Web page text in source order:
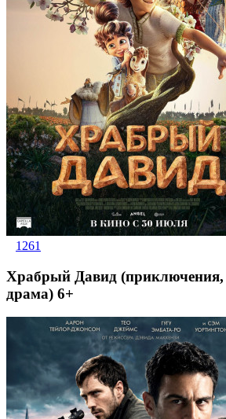
1261
Храбрый Давид
драма) 6+